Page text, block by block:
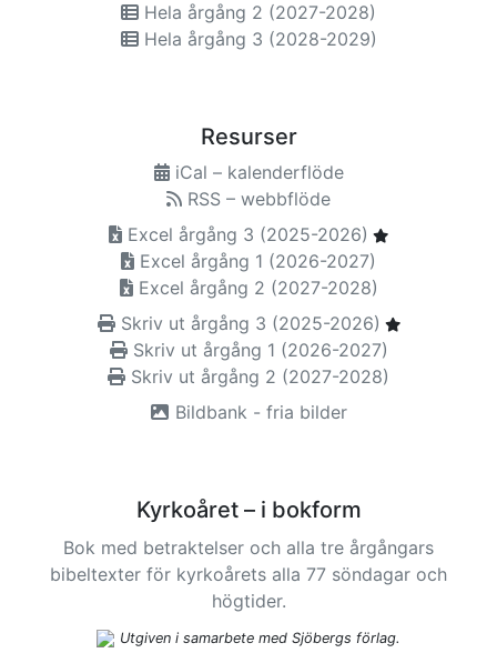
Hela årgång 2 (2027-2028)
Hela årgång 3 (2028-2029)
Resurser
iCal – kalenderflöde
RSS – webbflöde
Excel årgång 3 (2025-2026)
Excel årgång 1 (2026-2027)
Excel årgång 2 (2027-2028)
Skriv ut årgång 3 (2025-2026)
Skriv ut årgång 1 (2026-2027)
Skriv ut årgång 2 (2027-2028)
Bildbank - fria bilder
Kyrkoåret – i bokform
Bok med betraktelser och alla tre årgångars
bibeltexter för kyrkoårets alla 77 söndagar och
högtider.
Utgiven i samarbete med Sjöbergs förlag.